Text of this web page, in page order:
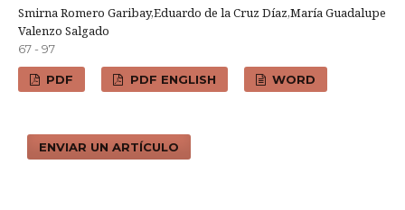
Smirna Romero Garibay,Eduardo de la Cruz Díaz,María Guadalupe
Valenzo Salgado
67 - 97
PDF PDF ENGLISH WORD
ENVIAR UN ARTÍCULO